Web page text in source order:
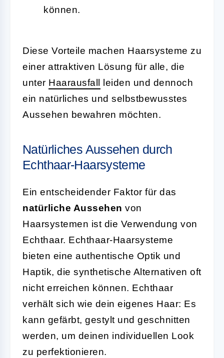
können.
Diese Vorteile machen Haarsysteme zu
einer attraktiven Lösung für alle, die
unter Haarausfall
leiden und dennoch
ein natürliches und selbstbewusstes
Aussehen bewahren möchten.
Natürliches Aussehen durch
Echthaar-Haarsysteme
Ein entscheidender Faktor für das
natürliche Aussehen von
Haarsystemen ist die Verwendung von
Echthaar. Echthaar-Haarsysteme
bieten eine authentische Optik und
Haptik, die synthetische Alternativen oft
nicht erreichen können. Echthaar
verhält sich wie dein eigenes Haar: Es
kann gefärbt, gestylt und geschnitten
werden, um deinen individuellen Look
zu perfektionieren.